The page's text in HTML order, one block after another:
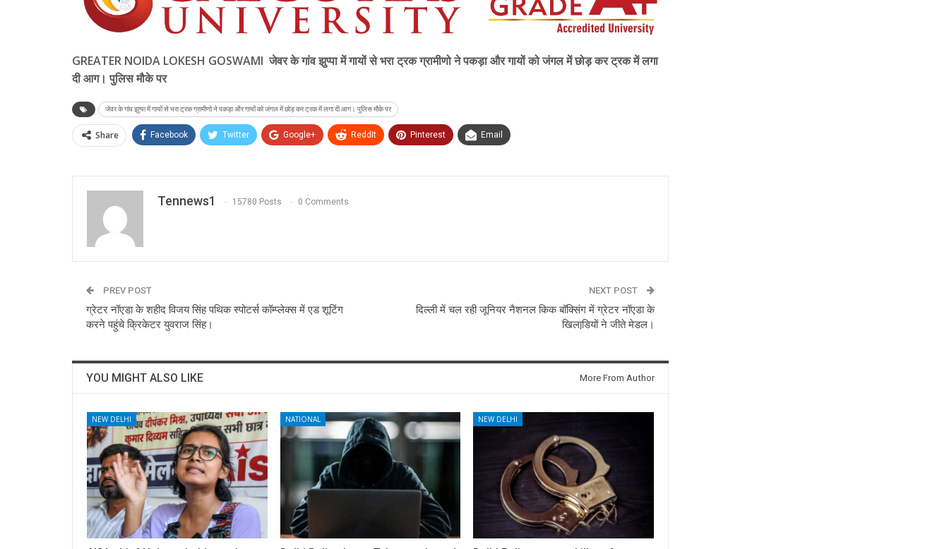
GREATER NOIDA LOKESH GOSWAMI जेवर के गांव झुप्पा में गायों से भरा ट्रक ग्रामीणो ने पकड़ा और गायों को जंगल में छोड़ कर ट्रक में लगा
दी आग। पुलिस मौके पर
जेवर के गांव झुप्पा में गायों से भरा ट्रक ग्रामीणो ने पकड़ा और गायों को जंगल में छोड़ कर ट्रक में लगा दी आग। पुलिस मौके पर
Share Facebook Twitter Google+ ReddIt Pinterest Email
Tennews1 15780 Posts 0 Comments
PREV POST
ग्रेटर नॉएडा के शहीद विजय सिंह पथिक स्पोटर्स कॉम्प्लेक्स में एड शूटिंग
करने पहुंचे क्रिकेटर युवराज सिंह।
NEXT POST
दिल्ली में चल रही जूनियर नैशनल किक बॉक्सिंग में ग्रेटर नॉएडा के
खिलाडि़यों ने जीते मेडल।
YOU MIGHT ALSO LIKE More From Author
NEW DELHI NATIONAL NEW DELHI